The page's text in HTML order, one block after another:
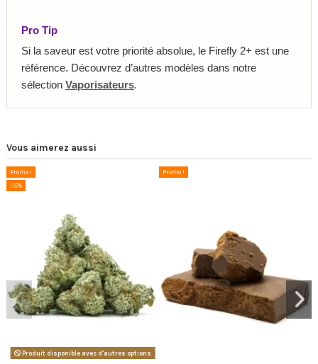
Pro Tip
Si la saveur est votre priorité absolue, le Firefly 2+ est une
référence. Découvrez d’autres modèles dans notre
sélection Vaporisateurs.
Vous aimerez aussi
Promo !
-15%
Produit disponible avec d'autres options
Promo !